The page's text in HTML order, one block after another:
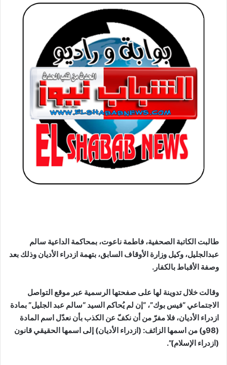
طالبت الكاتبة الصحفية، فاطمة ناعوت، بمحاكمة الداعية سالم
عبدالجليل، وكيل وزارة الأوقاف السابق، بتهمة ازدراء الأديان وذلك بعد
وصفة الأقباط بالكفار.
وقالت خلال تدوينة لها على صفحتها الرسمية عبر موقع التواصل
الاجتماعي “فيس بوك”، “إن لم يُحاكم السيد “سالم عبد الجليل” بمادة
ازدراء الأديان، فلا مفرّ من أن نكفّ عن الكذب بأن نعدّل اسم المادة
(98و) من اسمها الزائف: (ازدراء الأديان) إلى اسمها الحقيقي قانون
(ازدراء الإسلام)”.